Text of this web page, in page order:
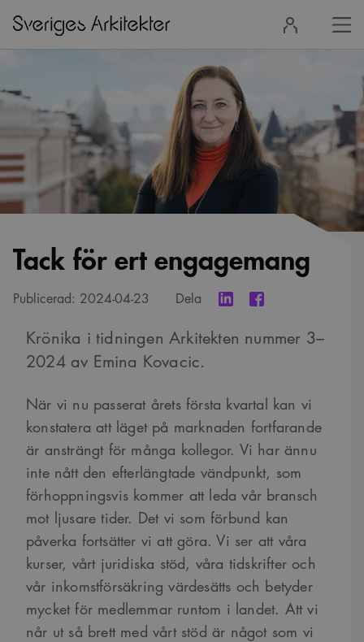
in
Tack för ert engagemang
Publicerad: 2024-04-23 Dela
Krönika i tidningen Arkitekten nummer 3–
2024 av Emina Kovacic.
När vi nu passerat årets första kvartal kan vi
konstatera att läget på marknaden fortfarande
är ansträngt för många kollegor. Vi har ännu
inte nått den efterlängtade vändpunkt, som
förhoppningsvis kommer att leda vår bransch
mot ljusare tider. Det vi som förbund kan
påverka fortsätter vi att göra. Vi ser att våra
kurser, vårt juridiska stöd, våra tidskrifter och
vår inkomstförsäkring värdesätts och betyder
mycket för medlemmar runtom i landet. Att vi
når ut så brett med vårt stöd är något som vi